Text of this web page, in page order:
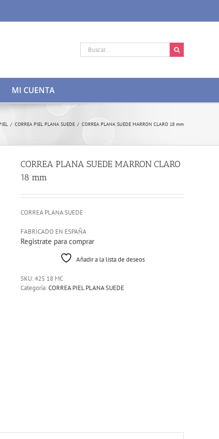
Buscar:
MI CUENTA
/ CORREA PIEL PLANA SUEDE / CORREA PLANA SUEDE MARRON CLARO 18 mm
CORREA PLANA SUEDE MARRON CLARO
18 mm
CORREA PLANA SUEDE
FABRICADO EN ESPAÑA
Registrate para comprar
Añadir a la lista de deseos
SKU:425 18 MC
Categoría:CORREA PIEL PLANA SUEDE